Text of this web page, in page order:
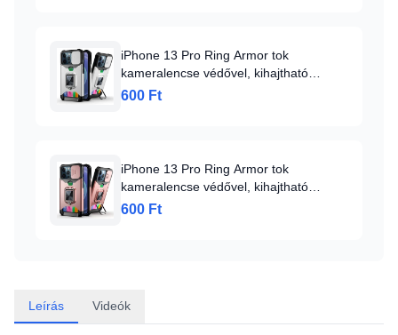
iPhone 13 Pro Ring Armor tok
kameralencse védővel, kihajtható
támasszal, kártyatartóval ezüst (ip-13-
600 Ft
iPhone 13 Pro Ring Armor tok
kameralencse védővel, kihajtható
támasszal, kártyatartóval rózsaszín (ip-
600 Ft
Leírás Videók